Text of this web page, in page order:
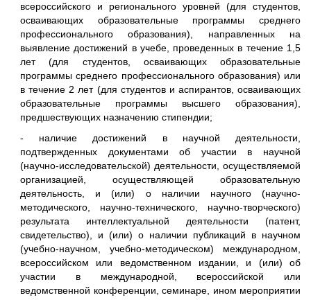
всероссийского и регионального уровней (для студентов,
осваивающих образовательные программы среднего
профессионального образования), направленных на
выявление достижений в учебе, проведенных в течение 1,5
лет (для студентов, осваивающих образовательные
программы среднего профессионального образования) или
в течение 2 лет (для студентов и аспирантов, осваивающих
образовательные программы высшего образования),
предшествующих назначению стипендии;
- наличие достижений в научной деятельности,
подтвержденных документами об участии в научной
(научно-исследовательской) деятельности, осуществляемой
организацией, осуществляющей образовательную
деятельность, и (или) о наличии научного (научно-
методического, научно-технического, научно-творческого)
результата интеллектуальной деятельности (патент,
свидетельство), и (или) о наличии публикаций в научном
(учебно-научном, учебно-методическом) международном,
всероссийском или ведомственном издании, и (или) об
участии в международной, всероссийской или
ведомственной конференции, семинаре, ином мероприятии